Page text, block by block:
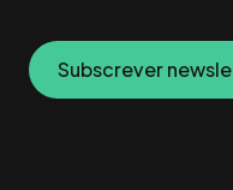
Subscrever